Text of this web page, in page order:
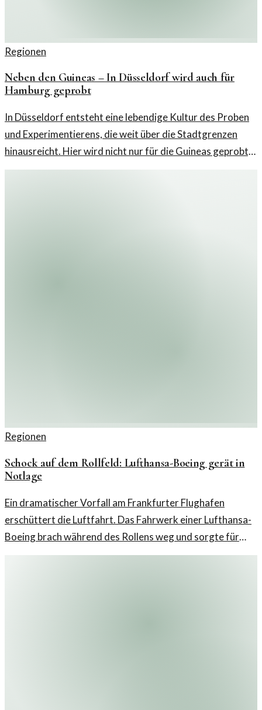
Regionen
Neben den Guineas – In Düsseldorf wird auch für
Hamburg geprobt
In Düsseldorf entsteht eine lebendige Kultur des Proben
und Experimentierens, die weit über die Stadtgrenzen
hinausreicht. Hier wird nicht nur für die Guineas geprobt,
sondern auch für Hamburgs Bühnen. Ein Blick auf die
Regionen
Schock auf dem Rollfeld: Lufthansa-Boeing gerät in
Notlage
Ein dramatischer Vorfall am Frankfurter Flughafen
erschüttert die Luftfahrt. Das Fahrwerk einer Lufthansa-
Boeing brach während des Rollens weg und sorgte für
Aufregung.